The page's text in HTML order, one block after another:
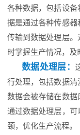
各种数据，包括设
据是通过各种传感
传输到数据处理层
时掌握生产情况，及
数据处理层：
行处理，包括数据
数据会被存储在数据
通过数据处理层，
颈，优化生产流程。